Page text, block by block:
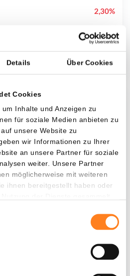
Details Über Cookies
Cookies
Inhalte und Anzeigen zu
für soziale Medien anbieten zu
unsere Website zu
wir Informationen zu Ihrer
an unsere Partner für soziale
weiter. Unsere Partner
möglicherweise mit weiteren
ihnen bereitgestellt haben oder
wenn ich...?
je vandaag zou hebben als
had toegepast op
cryptocurrencies.
In
2,30%
1,80%